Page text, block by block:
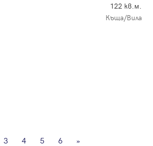
122 кв.м.
Къща/Вила
3 4 5 6 »